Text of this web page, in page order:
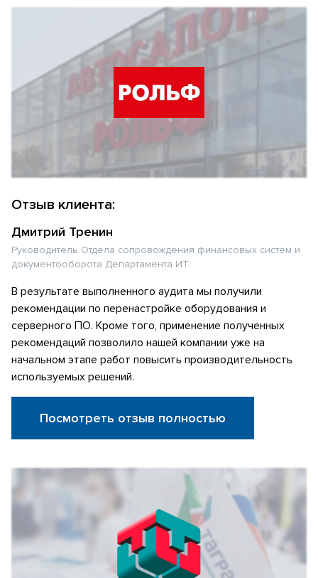
Отзыв клиента:
Дмитрий Тренин
Руководитель Отдела сопровождения финансовых систем и
документооборота Департамента ИТ
В результате выполненного аудита мы получили
рекомендации по перенастройке оборудования и
серверного ПО. Кроме того, применение полученных
рекомендаций позволило нашей компании уже на
начальном этапе работ повысить производительность
используемых решений.
Посмотреть отзыв полностью